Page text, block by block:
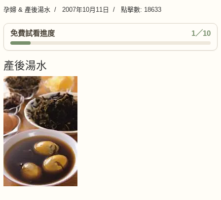
孕婦 & 產後湯水 2007年10月11日 點擊數: 18633
免費試看進度 1／10
產後湯水